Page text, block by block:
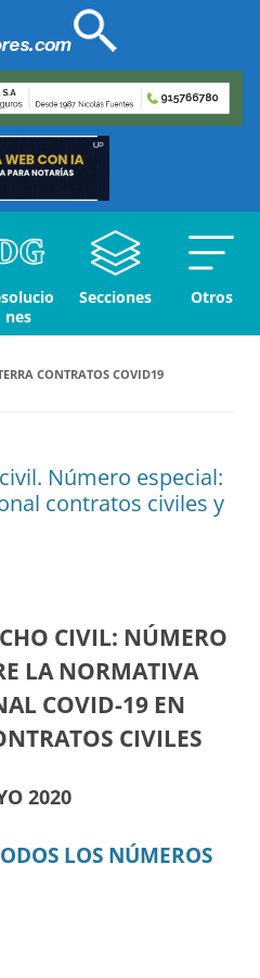
nes
Secciones Otros
CONTRATOS COVID19
Número especial:
contratos civiles y
CIVIL: NÚMERO
LA NORMATIVA
COVID-19 EN
CIVILES
2020
LOS NÚMEROS